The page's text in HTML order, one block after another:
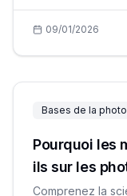
09/01/2026
Bases de la
Pourquoi les
ils sur les
scientifique
Comprenez la